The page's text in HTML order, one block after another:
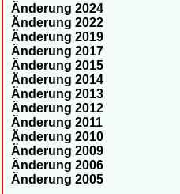
Änderung 2024
Änderung 2022
Änderung 2019
Änderung 2017
Änderung 2015
Änderung 2014
Änderung 2013
Änderung 2012
Änderung 2011
Änderung 2010
Änderung 2009
Änderung 2006
Änderung 2005